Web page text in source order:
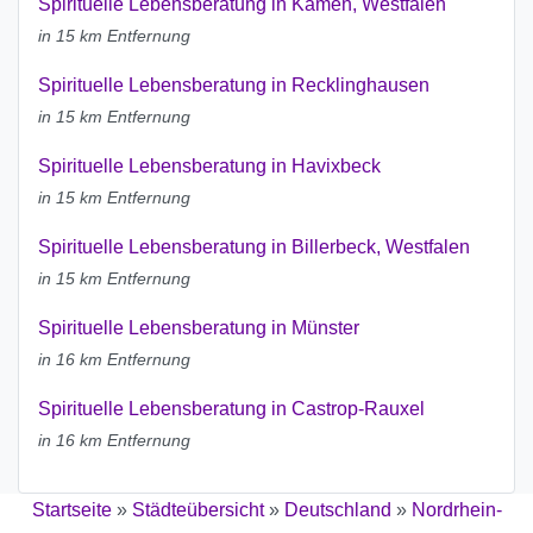
Spirituelle Lebensberatung in Kamen, Westfalen
in 15 km Entfernung
Spirituelle Lebensberatung in Recklinghausen
in 15 km Entfernung
Spirituelle Lebensberatung in Havixbeck
in 15 km Entfernung
Spirituelle Lebensberatung in Billerbeck, Westfalen
in 15 km Entfernung
Spirituelle Lebensberatung in Münster
in 16 km Entfernung
Spirituelle Lebensberatung in Castrop-Rauxel
in 16 km Entfernung
Startseite» Städteübersicht» Deutschland » Nordrhein-